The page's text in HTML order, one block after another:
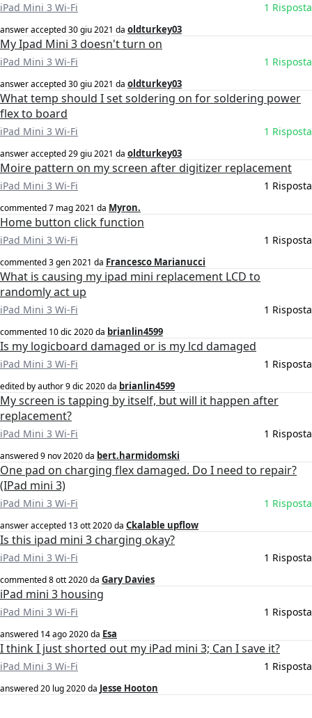
iPad Mini 3 Wi-Fi 1 Risposta
answer accepted30 giu 2021 da oldturkey03
My Ipad Mini 3 doesn't turn on
iPad Mini 3 Wi-Fi 1 Risposta
answer accepted30 giu 2021 da oldturkey03
What temp should I set soldering on for soldering power
flex to board
iPad Mini 3 Wi-Fi 1 Risposta
answer accepted29 giu 2021 da oldturkey03
Moire pattern on my screen after digitizer replacement
iPad Mini 3 Wi-Fi 1 Risposta
commented7 mag 2021 da Myron.
Home button click function
iPad Mini 3 Wi-Fi 1 Risposta
commented3 gen 2021 da Francesco Marianucci
What is causing my ipad mini replacement LCD to
randomly act up
iPad Mini 3 Wi-Fi 1 Risposta
commented 10 dic 2020da brianlin4599
Is my logicboard damaged or is my lcd damaged
iPad Mini 3 Wi-Fi 1 Risposta
edited by author9 dic 2020da brianlin4599
My screen is tapping by itself, but will it happen after
replacement?
iPad Mini 3 Wi-Fi 1 Risposta
answered9 nov 2020da bert.harmidomski
One pad on charging flex damaged. Do I need to repair?
(IPad mini 3)
iPad Mini 3 Wi-Fi 1 Risposta
answer accepted 13 ott 2020da Ckalable upflow
Is this ipad mini 3 charging okay?
iPad Mini 3 Wi-Fi 1 Risposta
commented8 ott 2020da Gary Davies
iPad mini 3 housing
iPad Mini 3 Wi-Fi 1 Risposta
answered 14 ago 2020da Esa
I think I just shorted out my iPad mini 3; Can I save it?
iPad Mini 3 Wi-Fi 1 Risposta
answered20 lug 2020da Jesse Hooton